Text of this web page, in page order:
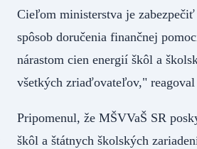
Cieľom ministerstva je
spôsob doručenia finančnej
nárastom cien energií škôl a
všetkých zriaďovateľov,"
Pripomenul, že MŠVVaŠ SR
škôl a štátnych školských